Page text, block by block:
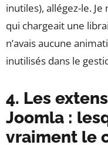
inutiles), allégez-le.
qui chargeait une
n’avais aucune
inutilisés dans le
4. Les
Joomla :
vraiment le